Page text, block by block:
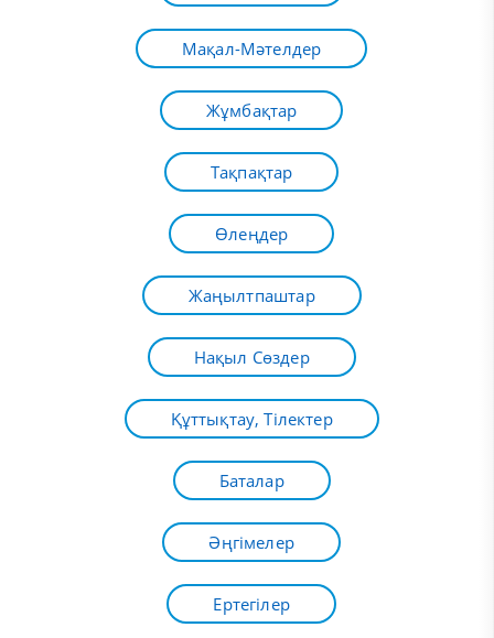
Мақал-Мәтелдер
Жұмбақтар
Тақпақтар
Өлеңдер
Жаңылтпаштар
Нақыл Сөздер
Құттықтау, Тілектер
Баталар
Әңгімелер
Ертегілер